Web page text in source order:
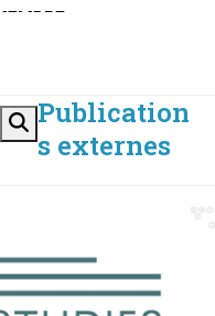
Publication
s externes